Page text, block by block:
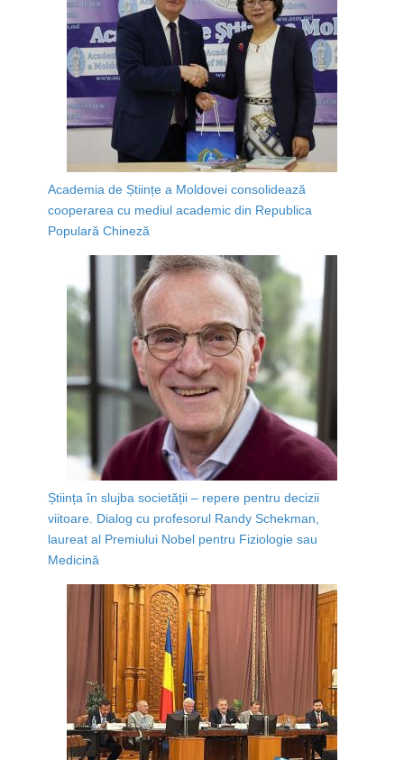
Academia de Științe a Moldovei consolidează
cooperarea cu mediul academic din Republica
Populară Chineză
Știința în slujba societății – repere pentru decizii
viitoare. Dialog cu profesorul Randy Schekman,
laureat al Premiului Nobel pentru Fiziologie sau
Medicină